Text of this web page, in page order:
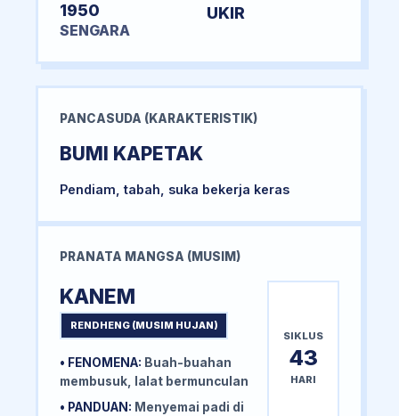
1950
SENGARA
UKIR
PANCASUDA (KARAKTERISTIK)
BUMI KAPETAK
Pendiam, tabah, suka bekerja keras
PRANATA MANGSA (MUSIM)
KANEM
RENDHENG (MUSIM HUJAN)
• FENOMENA: Buah-buahan
membusuk, lalat bermunculan
• PANDUAN: Menyemai padi di
SIKLUS
43
HARI